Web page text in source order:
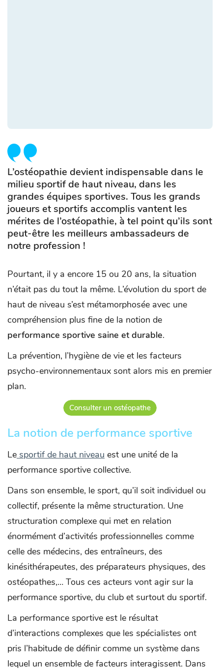
L’ostéopathie devient indispensable dans le
milieu sportif de haut niveau, dans les
grandes équipes sportives. Tous les grands
joueurs et sportifs accomplis vantent les
mérites de l’ostéopathie, à tel point qu’ils sont
peut-être les meilleurs ambassadeurs de
notre profession !
Pourtant, il y a encore 15 ou 20 ans, la situation
n’était pas du tout la même. L’évolution du sport de
haut de niveau s’est métamorphosée avec une
compréhension plus fine de la notion de
performance sportive saine et durable.
La prévention, l’hygiène de vie et les facteurs
psycho-environnementaux sont alors mis en premier
plan.
Consulter un ostéopathe
La notion de performance sportive
Le sportif de haut niveau est une unité de la
performance sportive collective.
Dans son ensemble, le sport, qu’il soit individuel ou
collectif, présente la même structuration. Une
structuration complexe qui met en relation
énormément d’activités professionnelles comme
celle des médecins, des entraîneurs, des
kinésithérapeutes, des préparateurs physiques, des
ostéopathes,… Tous ces acteurs vont agir sur la
performance sportive, du club et surtout du sportif.
La performance sportive est le résultat
d’interactions complexes que les spécialistes ont
pris l’habitude de définir comme un système dans
lequel un ensemble de facteurs interagissent. Dans